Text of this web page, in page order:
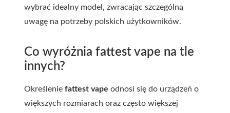
wybrać idealny model, zwracając szczególną
uwagę na potrzeby polskich użytkowników.
Co wyróżnia fattest vape na tle
innych?
Określenie fattest vape odnosi się do urządzeń o
większych rozmiarach oraz często większej